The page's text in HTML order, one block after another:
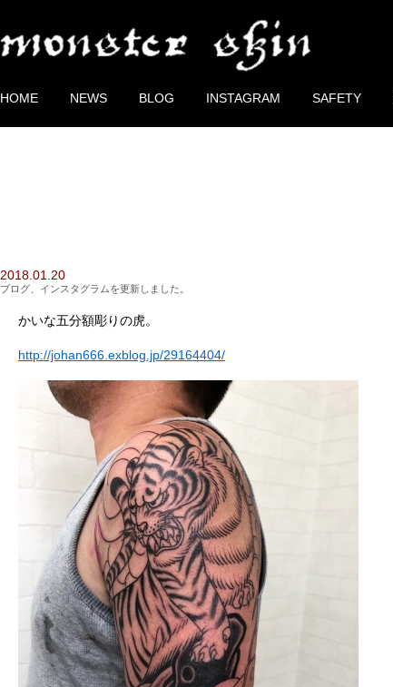
HOME NEWS BLOG INSTAGRAM SAFETY
2018.01.20
ブログ、インスタグラムを更新しました。
かいな五分額彫りの虎。
http://johan666.exblog.jp/29164404/